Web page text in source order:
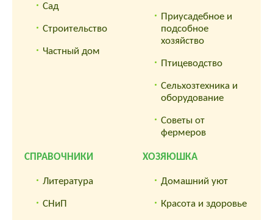
Сад
Строительство
Частный дом
Приусадебное и
подсобное
хозяйство
Птицеводство
Сельхозтехника и
оборудование
Советы от
фермеров
СПРАВОЧНИКИ
Литература
СНиП
ХОЗЯЮШКА
Домашний уют
Красота и здоровье